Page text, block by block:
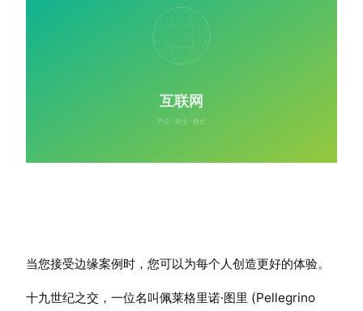
当您接受边缘案例时，您可以为每个人创造更好的体验。
十九世纪之交，一位名叫佩莱格里诺·图里 (Pellegrino